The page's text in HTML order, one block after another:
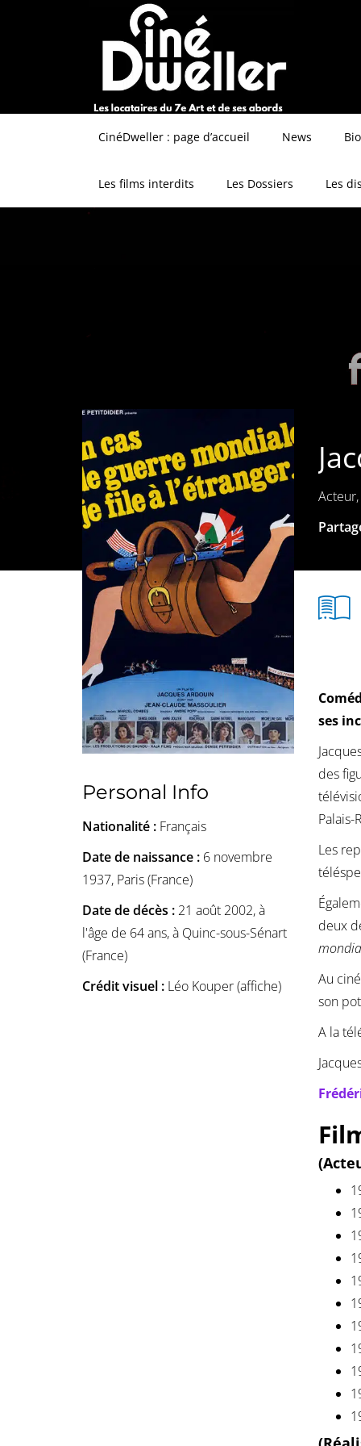
CinéDweller : page d’accueil News
Les films interdits Les Dossiers Les
Personal Info
Nationalité : Français
Date de naissance : 6 novembre
1937, Paris (France)
Date de décès : 21 août 2002, à
l'âge de 64 ans, à Quinc-sous-Sénart
(France)
Crédit visuel : Léo Kouper (affiche)
ses
des
Palais-
Les
deux
Au
son
A la